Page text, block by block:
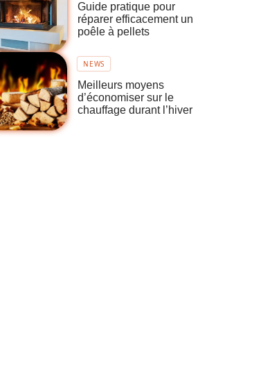
Guide pratique pour
réparer efficacement un
poêle à pellets
NEWS
Meilleurs moyens
d’économiser sur le
chauffage durant l’hiver